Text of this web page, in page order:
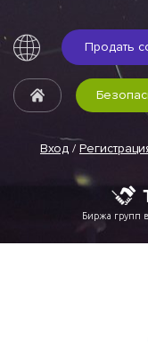
Продать
Вход /
Биржа групп